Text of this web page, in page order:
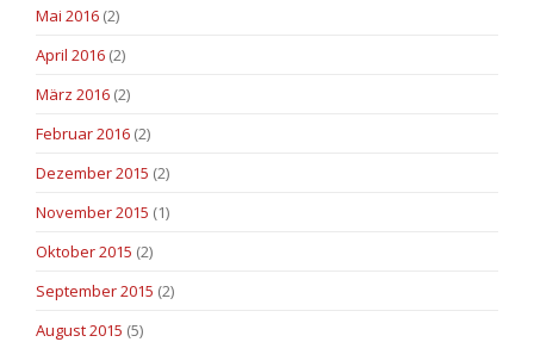
Mai 2016 (2)
April 2016 (2)
März 2016 (2)
Februar 2016 (2)
Dezember 2015 (2)
November 2015 (1)
Oktober 2015 (2)
September 2015 (2)
August 2015 (5)